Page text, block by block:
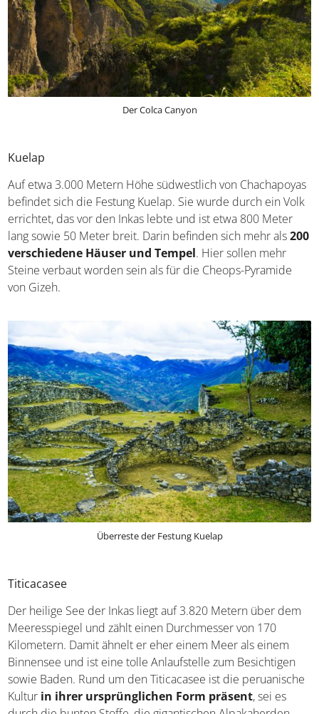
Der Colca Canyon
Kuelap
Auf etwa 3.000 Metern Höhe südwestlich von
Chachapoyas befindet sich die Festung Kuelap. Sie wurde
durch ein Volk errichtet, das vor den Inkas lebte und ist
befinden sich mehr als
200 verschiedene Häuser und
Tempel. Hier sollen mehr Steine verbaut worden sein als
für die Cheops-Pyramide von Gizeh.
Titicacasee
Der heilige See der Inkas liegt auf 3.820 Metern über
dem Meeresspiegel und zählt einen Durchmesser von
170 Kilometern. Damit ähnelt er eher einem Meer als